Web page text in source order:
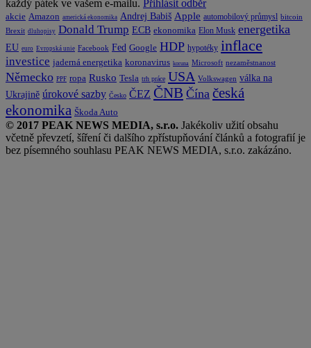
každý pátek ve vašem e-mailu. Přihlásit odběr
akcie Amazon americká ekonomika Andrej Babiš Apple automobilový průmysl bitcoin
Brexit dluhopisy Donald Trump ECB ekonomika Elon Musk energetika
EU euro Evropská unie Facebook Fed Google HDP hypotéky inflace
investice jaderná energetika koronavirus koruna Microsoft nezaměstnanost
Německo PPF ropa Rusko Tesla trh práce USA Volkswagen válka na
Ukrajině úrokové sazby Česko ČEZ ČNB Čína česká
ekonomika Škoda Auto
© 2017 PEAK NEWS MEDIA, s.r.o. Jakékoliv užití obsahu
včetně převzetí, šíření či dalšího zpřístupňování článků a fotografií je
bez písemného souhlasu PEAK NEWS MEDIA, s.r.o. zakázáno.